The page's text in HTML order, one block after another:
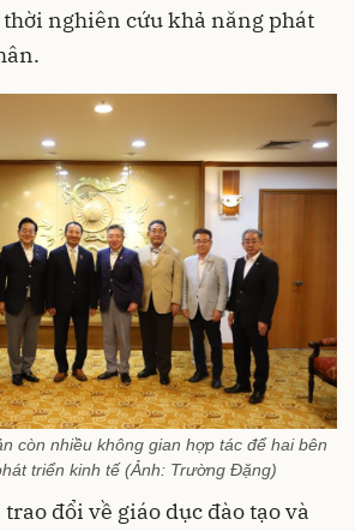
nghiên cứu khả năng phát
còn nhiều không gian hợp tác để hai bên
triển kinh tế (Ảnh: Trường Đặng)
đổi về giáo dục đào tạo và